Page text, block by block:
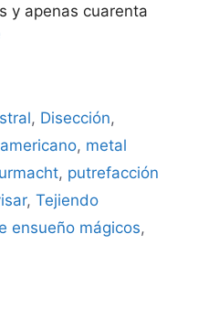
y apenas cuarenta
, Disección,
, metal
, putrefacción
, Tejiendo
ensueño mágicos,